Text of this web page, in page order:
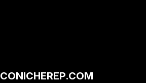
CONICHEREP.COM